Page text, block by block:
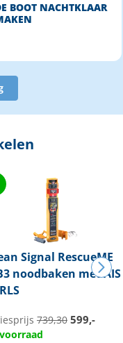
BOOT NACHTKLAAR
Signal RescueME
noodbaken met AIS
739,30 599,-